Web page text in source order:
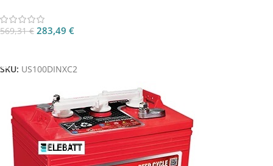
569,31€ 283,49 €
SKU: US100DINXC2